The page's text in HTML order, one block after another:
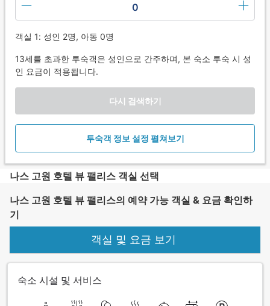
0
객실 1: 성인 2명, 아동 0명
13세를 초과한 투숙객은 성인으로 간주하며, 본 숙소 투숙 시 성
인 요금이 적용됩니다.
다시 검색하기
투숙객 정보 설정 펼쳐보기
나스 고원 호텔 뷰 팰리스 객실 선택
나스 고원 호텔 뷰 팰리스의 예약 가능 객실 & 요금 확인하
기
객실 및 요금 보기
숙소 시설 및 서비스